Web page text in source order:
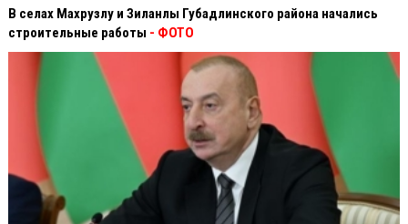
В селах Махрузлу и Зиланлы Губадлинского района начались
строительные работы - ФОТО